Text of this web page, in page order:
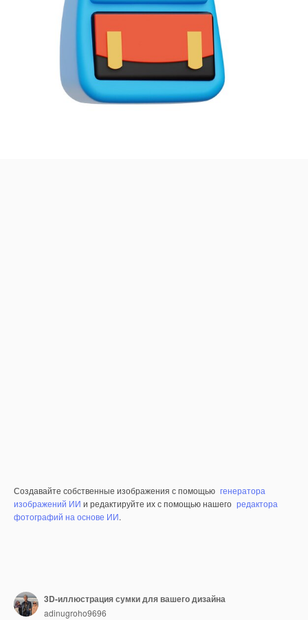
Создавайте собственные изображения с помощью генератора
изображений ИИ и редактируйте их с помощью нашего редактора
фотографий на основе ИИ.
3D-иллюстрация сумки для вашего дизайна
adinugroho9696